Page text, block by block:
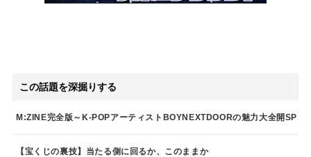
この話題を深掘りする
M:ZINE完全版～K-POPアーティストBOYNEXTDOORの魅力大全開SP
【宝くじの裏技】当たる側に回るか、このままか